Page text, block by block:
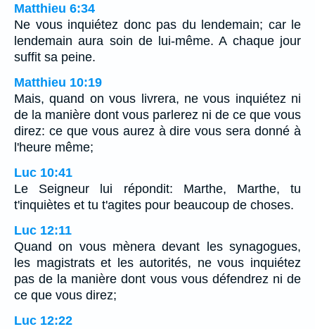
Matthieu 6:34
Ne vous inquiétez donc pas du lendemain; car le
lendemain aura soin de lui-même. A chaque jour
suffit sa peine.
Matthieu 10:19
Mais, quand on vous livrera, ne vous inquiétez ni
de la manière dont vous parlerez ni de ce que vous
direz: ce que vous aurez à dire vous sera donné à
l'heure même;
Luc 10:41
Le Seigneur lui répondit: Marthe, Marthe, tu
t'inquiètes et tu t'agites pour beaucoup de choses.
Luc 12:11
Quand on vous mènera devant les synagogues,
les magistrats et les autorités, ne vous inquiétez
pas de la manière dont vous vous défendrez ni de
ce que vous direz;
Luc 12:22